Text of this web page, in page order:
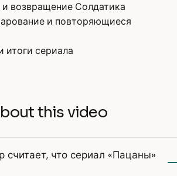
возвращение Солдатика
и повторяющиеся
итоги сериала
this video
считает, что сериал «Пацаны»